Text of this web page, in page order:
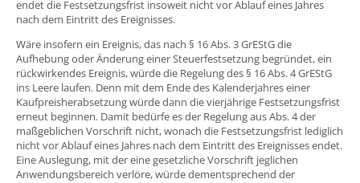
endet die Festsetzungsfrist insoweit nicht vor Ablauf eines Jahres
nach dem Eintritt des Ereignisses.
Wäre insofern ein Ereignis, das nach § 16 Abs. 3 GrEStG die
Aufhebung oder Änderung einer Steuerfestsetzung begründet, ein
rückwirkendes Ereignis, würde die Regelung des § 16 Abs. 4 GrEStG
ins Leere laufen. Denn mit dem Ende des Kalenderjahres einer
Kaufpreisherabsetzung würde dann die vierjährige Festsetzungsfrist
erneut beginnen. Damit bedürfe es der Regelung aus Abs. 4 der
maßgeblichen Vorschrift nicht, wonach die Festsetzungsfrist lediglich
nicht vor Ablauf eines Jahres nach dem Eintritt des Ereignisses endet.
Eine Auslegung, mit der eine gesetzliche Vorschrift jeglichen
Anwendungsbereich verlöre, würde dementsprechend der